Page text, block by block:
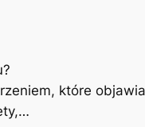
które